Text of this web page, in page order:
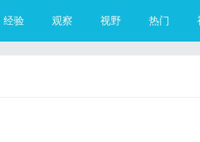
经验 观察 视野 热门